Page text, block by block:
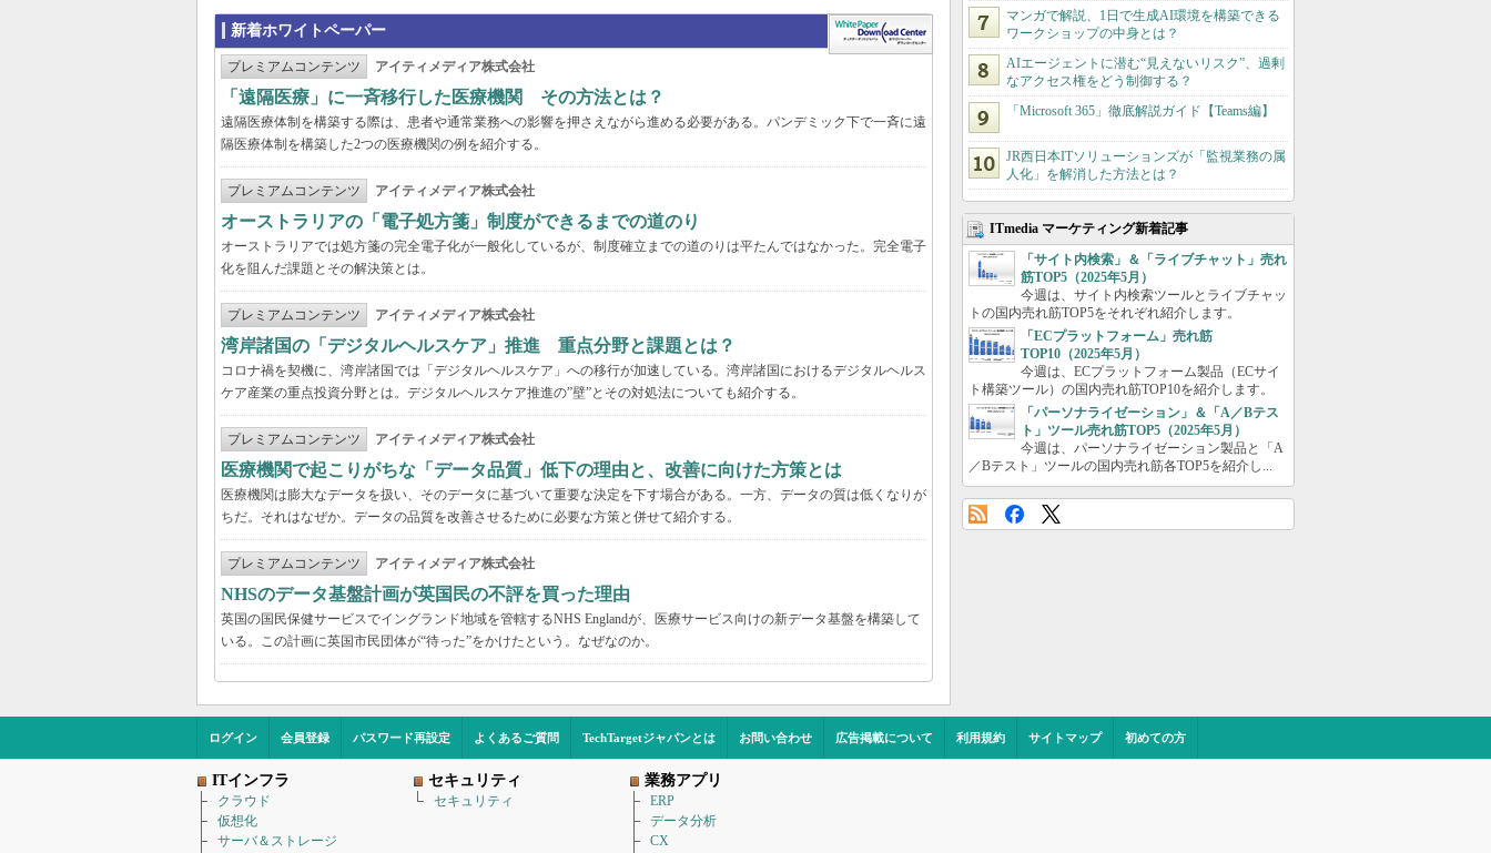
新着ホワイトペーパー
プレミアムコンテンツ アイティメディア株式会社
「遠隔医療」に一斉移行した医療機関 その方法とは？
遠隔医療体制を構築する際は、患者や通常業務への影響を押さえながら進める必要がある。パンデミック下で一斉に遠
隔医療体制を構築した2つの医療機関の例を紹介する。
プレミアムコンテンツ アイティメディア株式会社
オーストラリアの「電子処方箋」制度ができるまでの道のり
オーストラリアでは処方箋の完全電子化が一般化しているが、制度確立までの道のりは平たんではなかった。完全電子
化を阻んだ課題とその解決策とは。
プレミアムコンテンツ アイティメディア株式会社
湾岸諸国の「デジタルヘルスケア」推進 重点分野と課題とは？
コロナ禍を契機に、湾岸諸国では「デジタルヘルスケア」への移行が加速している。湾岸諸国におけるデジタルヘルス
ケア産業の重点投資分野とは。デジタルヘルスケア推進の”壁”とその対処法についても紹介する。
プレミアムコンテンツ アイティメディア株式会社
医療機関で起こりがちな「データ品質」低下の理由と、改善に向けた方策とは
医療機関は膨大なデータを扱い、そのデータに基づいて重要な決定を下す場合がある。一方、データの質は低くなりが
ちだ。それはなぜか。データの品質を改善させるために必要な方策と併せて紹介する。
プレミアムコンテンツ アイティメディア株式会社
NHSのデータ基盤計画が英国民の不評を買った理由
英国の国民保健サービスでイングランド地域を管轄するNHS Englandが、医療サービス向けの新データ基盤を構築して
いる。この計画に英国市民団体が“待った”をかけたという。なぜなのか。
マンガで解説、1日で生成AI環境を構築できる
ワークショップの中身とは？
AIエージェントに潜む“見えないリスク”、過剰
なアクセス権をどう制御する？
「Microsoft 365」徹底解説ガイド【Teams編】
JR西日本ITソリューションズが「監視業務の属
人化」を解消した方法とは？
ITmedia マーケティング新着記事
「サイト内検索」＆「ライブチャット」売れ
筋TOP5（2025年5月）
今週は、サイト内検索ツールとライブチャッ
トの国内売れ筋TOP5をそれぞれ紹介します。
「ECプラットフォーム」売れ筋
TOP10（2025年5月）
今週は、ECプラットフォーム製品（ECサイ
ト構築ツール）の国内売れ筋TOP10を紹介します。
「パーソナライゼーション」＆「A／Bテス
ト」ツール売れ筋TOP5（2025年5月）
今週は、パーソナライゼーション製品と「A
／Bテスト」ツールの国内売れ筋各TOP5を紹介し...
ログイン 会員登録 パスワード再設定 よくあるご質問 TechTargetジャパンとは お問い合わせ 広告掲載について 利用規約 サイトマップ 初めての方
ITインフラ
クラウド
仮想化
サーバ＆ストレージ
セキュリティ
セキュリティ
業務アプリ
ERP
データ分析
CX